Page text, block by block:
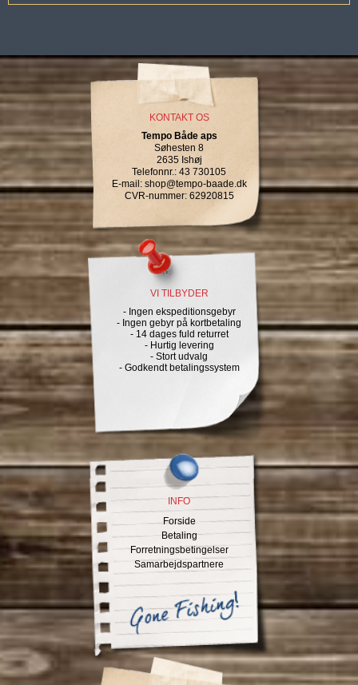
KONTAKT OS
Tempo Både aps
Søhesten 8
2635 Ishøj
Telefonnr.: 43 730105
E-mail : shop@tempo-baade.dk
CVR-nummer:62920815
VI TILBYDER
- Ingen ekspeditionsgebyr
- Ingen gebyr på kortbetaling
- 14 dages fuld returret
- Hurtig levering
- Stort udvalg
- Godkendt betalingssystem
INFO
Forside
Betaling
Forretningsbetingelser
Samarbejdspartnere